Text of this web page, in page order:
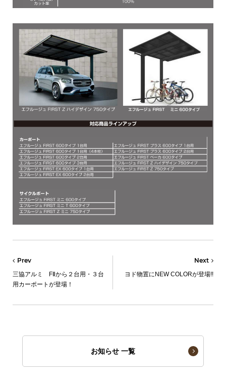
Prev
三協アルミ FⅡから２台用・３台
用カーポートが登場！
Next
ヨド物置にNEW COLORが登場!!
お知らせ 一覧